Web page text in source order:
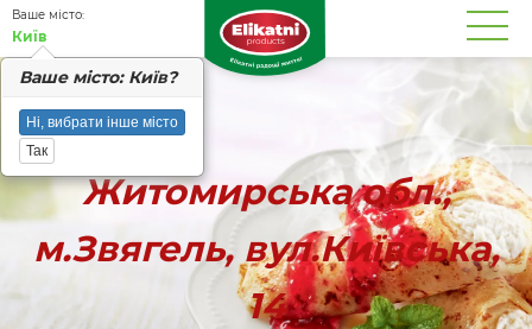
Вашe місто:
Київ
Вашe місто: Київ?
Ні, вибрати інше місто
Так
Житомирська обл.,
м.Звягель, вул.Київська,
14